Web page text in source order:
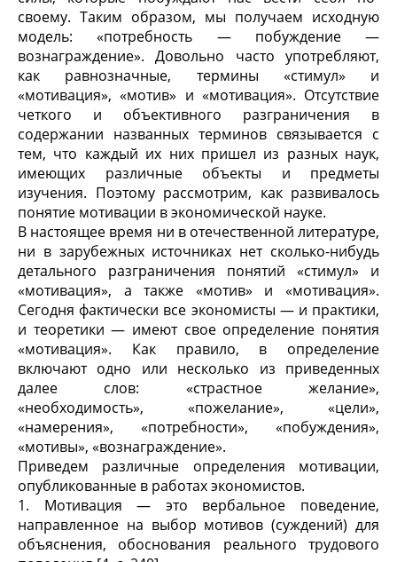
своему. Таким образом, мы получаем исходную
модель: «потребность — побуждение —
вознаграждение». Довольно часто употребляют,
как равнозначные, термины «стимул» и
«мотивация», «мотив» и «мотивация». Отсутствие
четкого и объективного разграничения в
содержании названных терминов связывается с
тем, что каждый их них пришел из разных наук,
имеющих различные объекты и предметы
изучения. Поэтому рассмотрим, как развивалось
понятие мотивации в экономической науке.
В настоящее время ни в отечественной литературе,
ни в зарубежных источниках нет сколько-нибудь
детального разграничения понятий «стимул» и
«мотивация», а также «мотив» и «мотивация».
Сегодня фактически все экономисты — и практики,
и теоретики — имеют свое определение понятия
«мотивация». Как правило, в определение
включают одно или несколько из приведенных
далее слов: «страстное желание»,
«необходимость», «пожелание», «цели»,
«намерения», «потребности», «побуждения»,
«мотивы», «вознаграждение».
Приведем различные определения мотивации,
опубликованные в работах экономистов.
1. Мотивация — это вербальное поведение,
направленное на выбор мотивов (суждений) для
объяснения, обоснования реального трудового